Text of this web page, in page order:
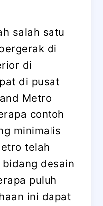
salah satu
di
di
di pusat
Metro
contoh
minimalis
telah
desain
puluh
ini dapat